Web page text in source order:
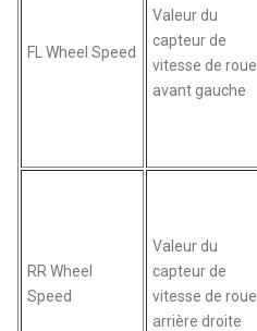
FL Wheel Speed
Valeur du
capteur de
vitesse de roue
avant gauche
RR Wheel
Speed
Valeur du
capteur de
vitesse de roue
arrière droite